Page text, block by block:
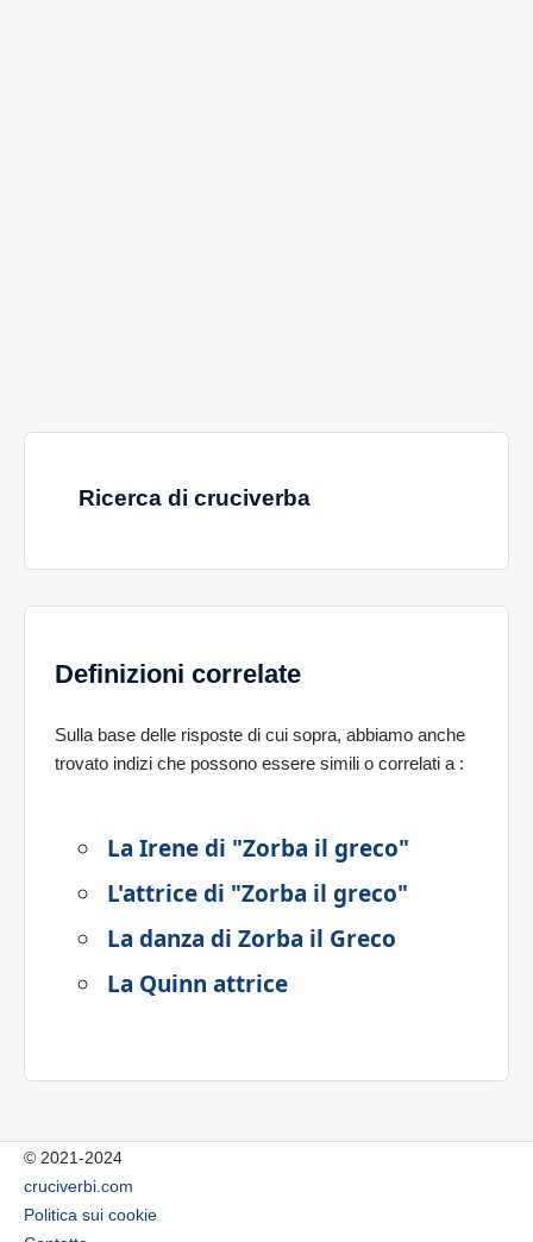
Ricerca di cruciverba
Definizioni correlate
Sulla base delle risposte di cui sopra, abbiamo anche
trovato indizi che possono essere simili o correlati a :
La Irene di "Zorba il greco"
L'attrice di "Zorba il greco"
La danza di Zorba il Greco
La Quinn attrice
© 2021-2024
cruciverbi.com
Politica sui cookie